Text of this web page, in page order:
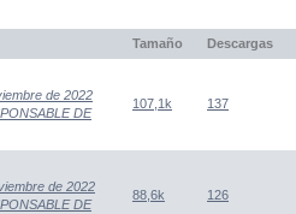
Tamaño Descargas
de 2022
DE
107,1k 137
de 2022
DE
88,6k 126